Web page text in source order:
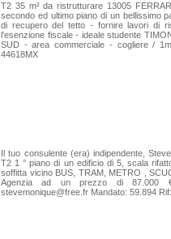
T2 35 m² da ristrutturare 13005
secondo ed ultimo piano di un bellissimo
di recupero del tetto - fornire lavori di
l'esenzione fiscale - ideale studente
SUD - area commerciale - cogliere /
44618MX
Il tuo consulente (era) indipendente,
T2 1 ° piano di un edificio di 5, scala
soffitta vicino BUS, TRAM, METRO ,
Agenzia ad un prezzo di 87.000
stevemonique@free.fr Mandato: 59.894